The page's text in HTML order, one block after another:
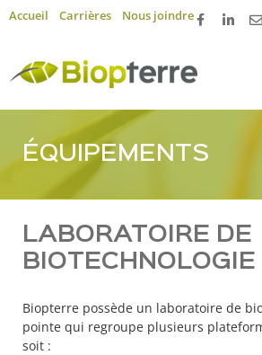
Accueil Carrières Nous joindre
ÉQUIPEMENTS
LABORATOIRE DE
BIOTECHNOLOGIE
Biopterre possède un laboratoire de
pointe qui regroupe plusieurs
soit :